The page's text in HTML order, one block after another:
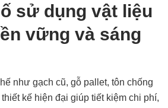
sử dụng vật liệu
vững và sáng
như gạch cũ, gỗ pallet, tôn chống
kế hiện đại giúp tiết kiệm chi phí,